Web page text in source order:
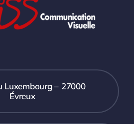
Luxembourg – 27000
Évreux